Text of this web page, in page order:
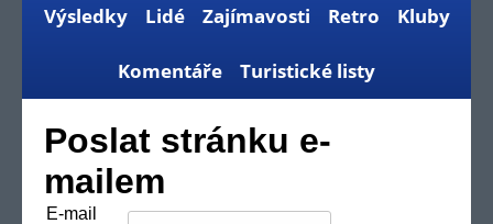
Výsledky Lidé Zajímavosti Retro Kluby
Komentáře Turistické listy
Poslat stránku e-
mailem
E-mail